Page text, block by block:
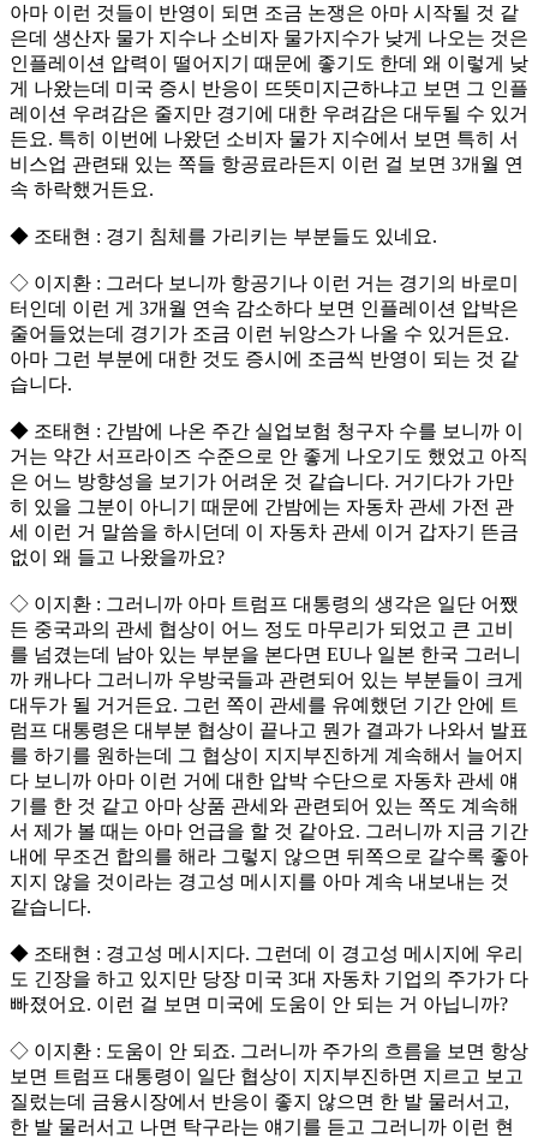
아마 이런 것들이 반영이 되면 조금 논쟁은 아마 시작될 것 같
은데 생산자 물가 지수나 소비자 물가지수가 낮게 나오는 것은
인플레이션 압력이 떨어지기 때문에 좋기도 한데 왜 이렇게 낮
게 나왔는데 미국 증시 반응이 뜨뜻미지근하냐고 보면 그 인플
레이션 우려감은 줄지만 경기에 대한 우려감은 대두될 수 있거
든요. 특히 이번에 나왔던 소비자 물가 지수에서 보면 특히 서
비스업 관련돼 있는 쪽들 항공료라든지 이런 걸 보면 3개월 연
속 하락했거든요.
◆ 조태현 : 경기 침체를 가리키는 부분들도 있네요.
◇ 이지환 : 그러다 보니까 항공기나 이런 거는 경기의 바로미
터인데 이런 게 3개월 연속 감소하다 보면 인플레이션 압박은
줄어들었는데 경기가 조금 이런 뉘앙스가 나올 수 있거든요.
아마 그런 부분에 대한 것도 증시에 조금씩 반영이 되는 것 같
습니다.
◆ 조태현 : 간밤에 나온 주간 실업보험 청구자 수를 보니까 이
거는 약간 서프라이즈 수준으로 안 좋게 나오기도 했었고 아직
은 어느 방향성을 보기가 어려운 것 같습니다. 거기다가 가만
히 있을 그분이 아니기 때문에 간밤에는 자동차 관세 가전 관
세 이런 거 말씀을 하시던데 이 자동차 관세 이거 갑자기 뜬금
없이 왜 들고 나왔을까요?
◇ 이지환 : 그러니까 아마 트럼프 대통령의 생각은 일단 어쨌
든 중국과의 관세 협상이 어느 정도 마무리가 되었고 큰 고비
를 넘겼는데 남아 있는 부분을 본다면 EU나 일본 한국 그러니
까 캐나다 그러니까 우방국들과 관련되어 있는 부분들이 크게
대두가 될 거거든요. 그런 쪽이 관세를 유예했던 기간 안에 트
럼프 대통령은 대부분 협상이 끝나고 뭔가 결과가 나와서 발표
를 하기를 원하는데 그 협상이 지지부진하게 계속해서 늘어지
다 보니까 아마 이런 거에 대한 압박 수단으로 자동차 관세 얘
기를 한 것 같고 아마 상품 관세와 관련되어 있는 쪽도 계속해
서 제가 볼 때는 아마 언급을 할 것 같아요. 그러니까 지금 기간
내에 무조건 합의를 해라 그렇지 않으면 뒤쪽으로 갈수록 좋아
지지 않을 것이라는 경고성 메시지를 아마 계속 내보내는 것
같습니다.
◆ 조태현 : 경고성 메시지다. 그런데 이 경고성 메시지에 우리
도 긴장을 하고 있지만 당장 미국 3대 자동차 기업의 주가가 다
빠졌어요. 이런 걸 보면 미국에 도움이 안 되는 거 아닙니까?
◇ 이지환 : 도움이 안 되죠. 그러니까 주가의 흐름을 보면 항상
보면 트럼프 대통령이 일단 협상이 지지부진하면 지르고 보고
질렀는데 금융시장에서 반응이 좋지 않으면 한 발 물러서고,
한 발 물러서고 나면 탁구라는 얘기를 듣고 그러니까 이런 현